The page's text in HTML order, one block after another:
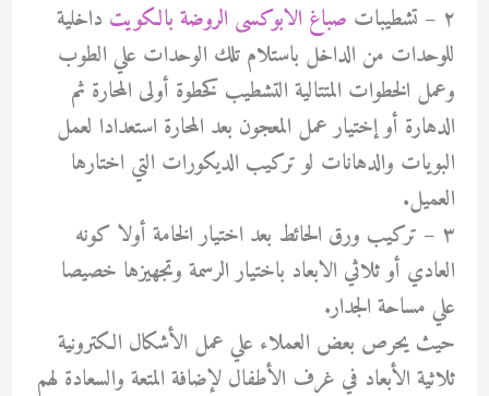
٢ – تشطيبات
صباغ الابوكسى الروضة بالكويت داخلية
للوحدات من الداخل باستلام تلك الوحدات علي الطوب
وعمل الخطوات المتتالية التشطيب كخطوة أولى المحارة ثم
الدهارة أو إختيار عمل المعجون بعد المحارة استعدادا لعمل
البويات والدهانات لو تركيب الديكورات التي اختارها
العميل.
٣ – تركيب ورق الحائط بعد اختيار الخامة أولا كونه
العادي أو ثلاثي الابعاد باختيار الرسمة وتجهيزها خصيصا
علي مساحة الجدار.
حيث يحرص بعض العملاء علي عمل الأشكال الكترونية
ثلاثية الأبعاد في غرف الأطفال لإضافة المتعة والسعادة لهم